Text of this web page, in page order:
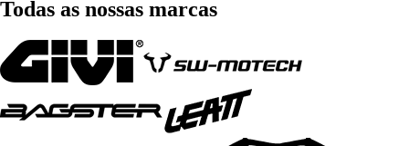
Todas as nossas marcas